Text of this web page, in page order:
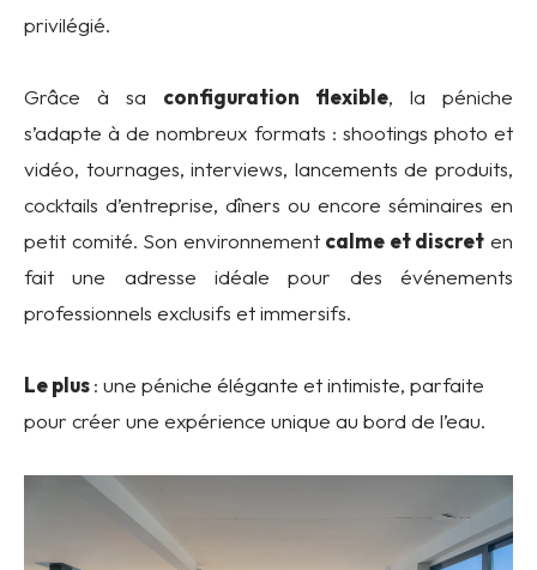
privilégié.
Grâce à sa configuration flexible, la péniche
s’adapte à de nombreux formats : shootings photo et
vidéo, tournages, interviews, lancements de produits,
cocktails d’entreprise, dîners ou encore séminaires en
petit comité. Son environnement calme et discret en
fait une adresse idéale pour des événements
professionnels exclusifs et immersifs.
Le plus: une péniche élégante et intimiste, parfaite
pour créer une expérience unique au bord de l’eau.